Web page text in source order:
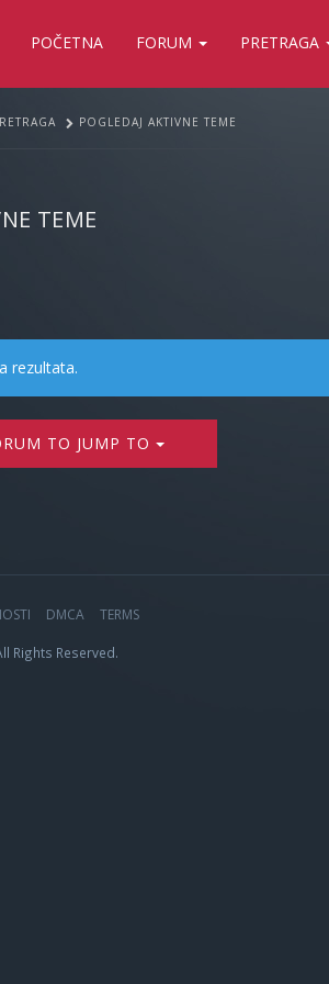
POČETNA FORUM PRETRAGA
POGLEDAJ AKTIVNE TEME
TEME
rezultata.
TO JUMP TO
DMCA TERMS
Rights Reserved.